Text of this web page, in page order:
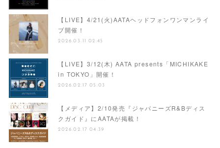
【LIVE】4/21(火)AATAヘッドフォンワンマンライ
ブ開催！
2026.03.11 02:45
【LIVE】3/12(木) AATA presents「MICHIKAKE
in TOKYO」開催！
2026.02.17 05:03
【メディア】2/10発売『ジャパニーズR&Bディス
クガイド』にAATAが掲載！
2026.02.17 04:39